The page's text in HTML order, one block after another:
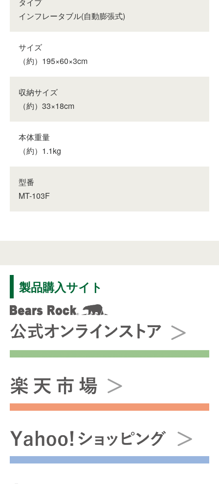
タイプ
インフレータブル(自動膨張式)
サイズ
（約）195×60×3cm
収納サイズ
（約）33×18cm
本体重量
（約）1.1kg
型番
MT-103F
製品購入サイト